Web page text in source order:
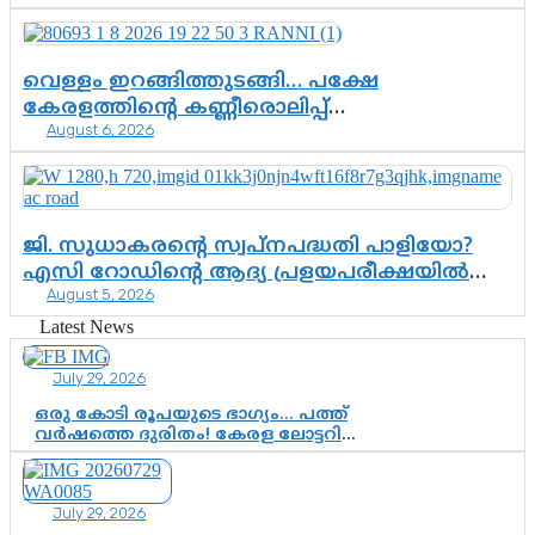
വെള്ളം ഇറങ്ങിത്തുടങ്ങി… പക്ഷേ
കേരളത്തിന്റെ കണ്ണീരൊലിപ്പ്
എന്നവസാനിക്കും?
August 6, 2026
ജി. സുധാകരന്റെ സ്വപ്നപദ്ധതി പാളിയോ?
എസി റോഡിന്റെ ആദ്യ പ്രളയപരീക്ഷയിൽ
ഉയരുന്നത് ഗുരുതര ചോദ്യങ്ങൾ
August 5, 2026
Latest News
July 29, 2026
ഒരു കോടി രൂപയുടെ ഭാഗ്യം… പത്ത്
വർഷത്തെ ദുരിതം! കേരള ലോട്ടറി
സംവിധാനത്തെ ചോദ്യം ചെയ്ത്
കോയയുടെ പോരാട്ടം
July 29, 2026